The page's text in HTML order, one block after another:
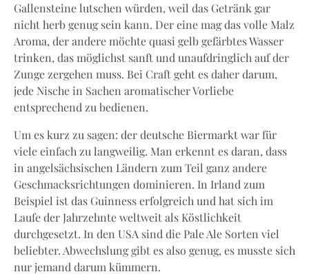
Gallensteine lutschen würden, weil das Getränk gar
nicht herb genug sein kann. Der eine mag das volle Malz
Aroma, der andere möchte quasi gelb gefärbtes Wasser
trinken, das möglichst sanft und unaufdringlich auf der
Zunge zergehen muss. Bei Craft geht es daher darum,
jede Nische in Sachen aromatischer Vorliebe
entsprechend zu bedienen.
Um es kurz zu sagen: der deutsche Biermarkt war für
viele einfach zu langweilig. Man erkennt es daran, dass
in angelsächsischen Ländern zum Teil ganz andere
Geschmacksrichtungen dominieren. In Irland zum
Beispiel ist das Guinness erfolgreich und hat sich im
Laufe der Jahrzehnte weltweit als Köstlichkeit
durchgesetzt. In den USA sind die Pale Ale Sorten viel
beliebter. Abwechslung gibt es also genug, es musste sich
nur jemand darum kümmern.